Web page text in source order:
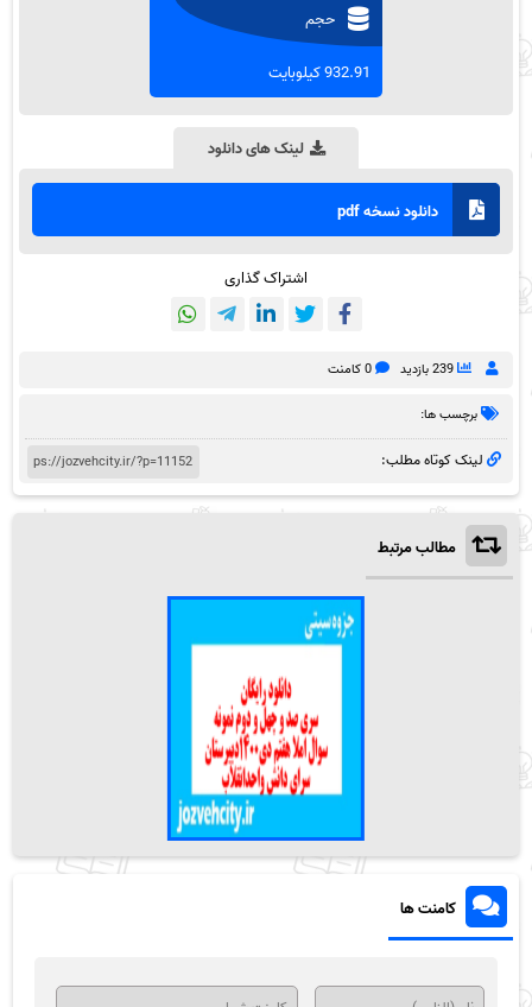
حجم
932.91 کیلوبایت
لینک های دانلود
دانلود نسخه pdf
اشتراک گذاری
239 بازدید 0 کامنت
برچسب ها:
لینک کوتاه مطلب:
مطالب مرتبط
کامنت ها